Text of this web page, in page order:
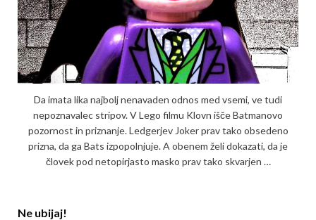
Da imata lika najbolj nenavaden odnos med vsemi, ve tudi
nepoznavalec stripov. V Lego filmu Klovn išče Batmanovo
pozornost in priznanje. Ledgerjev Joker prav tako obsedeno
prizna, da ga Bats izpopolnjuje. A obenem želi dokazati, da je
človek pod netopirjasto masko prav tako skvarjen …
Ne ubijaj!